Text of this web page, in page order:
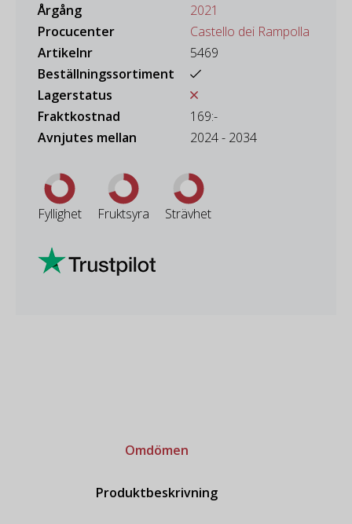
Årgång
2021
Procucenter
Castello dei Rampolla
Artikelnr
5469
Beställningssortiment
Lagerstatus
Fraktkostnad
169:-
Avnjutes mellan
2024 - 2034
Fyllighet Fruktsyra Strävhet
Omdömen
Produktbeskrivning